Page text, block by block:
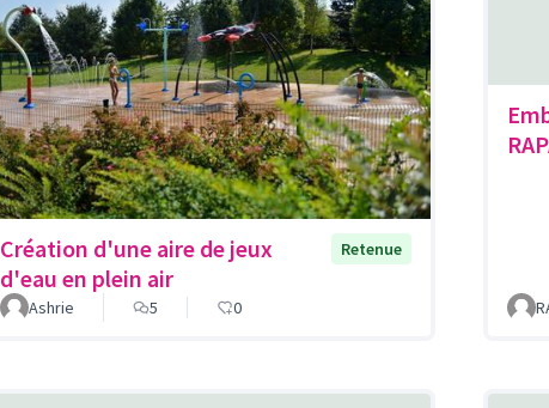
Création d'une aire de jeux
d'eau en plein air
Retenue
Ashrie 5 0